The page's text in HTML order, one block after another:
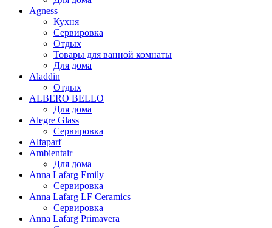
Agness
Кухня
Сервировка
Отдых
Товары для ванной комнаты
Для дома
Aladdin
Отдых
ALBERO BELLO
Для дома
Alegre Glass
Сервировка
Alfaparf
Ambientair
Для дома
Anna Lafarg Emily
Сервировка
Anna Lafarg LF Ceramics
Сервировка
Anna Lafarg Primavera